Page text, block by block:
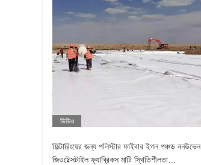
ভিডিও
ফিল্টারিংয়ের জন্য পলিস্টার ফাইবার ইগল পঞ্চড ননউভেন
জিওটেক্সটাইল ফ্যাব্রিকস মাটি স্থিতিশীলতা